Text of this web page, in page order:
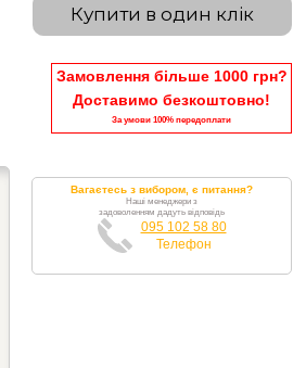
Купити в один клік
Замовлення більше 1000 грн?
Доставимо безкоштовно!
За умови 100% передоплати
Вагаєтесь з вибором, є питання?
Наші менеджери з
задоволенням дадуть відповідь
095 102 58 80
Телефон